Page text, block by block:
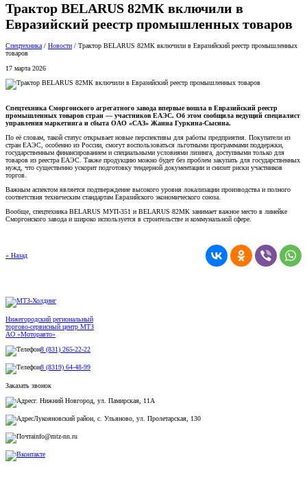
Трактор BELARUS 82МК включили в
Евразийский реестр промышленных товаров
Спецтехника / Новости / Трактор BELARUS 82МК включили в Евразийский реестр промышленных
товаров
17 марта 2026
Спецтехника Сморгонского агрегатного завода впервые вошла в Евразийский реестр
промышленных товаров стран — участников ЕАЭС. Об этом сообщила ведущий специалист
управления маркетинга и сбыта ОАО «САЗ» Жанна Гуркина-Сысина.
По её словам, такой статус открывает новые перспективы для работы предприятия. Покупатели из
стран ЕАЭС, особенно из России, смогут воспользоваться льготными программами поддержки,
государственным финансированием и специальными условиями лизинга, доступными только для
товаров из реестра ЕАЭС. Также продукцию можно будет без проблем закупать для государственных
нужд, что существенно ускорит подготовку тендерной документации и снизит риски участников
торгов.
Важным аспектом является подтверждение высокого уровня локализации производства и полного
соответствия техническим стандартам Евразийского экономического союза.
Вообще, спецтехника BELARUS МУП-351 и BELARUS 82МК занимает важное место в линейке
Сморгонского завода и широко используется в строительстве и коммунальной сфере.
« Назад
Нижегородский региональный
торгово-сервисный центр МТЗ
АО «Моторавто»
8 (831) 265-22-22
8 (8319) 64-48-99
Заказать звонок
г. Нижний Новгород, ул. Памирская, 11А
Лукояновский район, с. Ульяново, ул. Пролетарская, 130
info@mtz-nn.ru